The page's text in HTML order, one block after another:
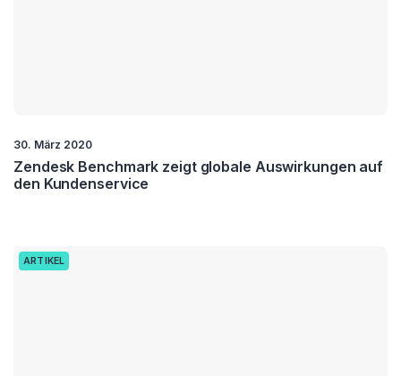
30. März 2020
Zendesk Benchmark zeigt globale Auswirkungen auf
den Kundenservice
ARTIKEL